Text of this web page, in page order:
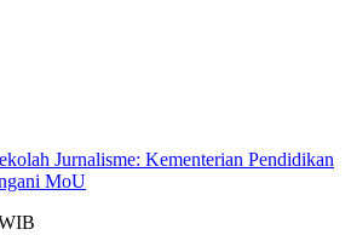
Jurnalisme: Kementerian Pendidikan
MoU